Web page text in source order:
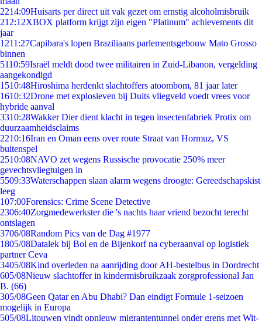
2214:09Huisarts per direct uit vak gezet om ernstig alcoholmisbruik
212:12XBOX platform krijgt zijn eigen "Platinum" achievements dit
jaar
1211:27Capibara's lopen Braziliaans parlementsgebouw Mato Grosso
binnen
5110:59Israël meldt dood twee militairen in Zuid-Libanon, vergelding
aangekondigd
1510:48Hiroshima herdenkt slachtoffers atoombom, 81 jaar later
1610:32Drone met explosieven bij Duits vliegveld voedt vrees voor
hybride aanval
3310:28Wakker Dier dient klacht in tegen insectenfabriek Protix om
duurzaamheidsclaims
2210:16Iran en Oman eens over route Straat van Hormuz, VS
buitenspel
2510:08NAVO zet wegens Russische provocatie 250% meer
gevechtsvliegtuigen in
5509:33Waterschappen slaan alarm wegens droogte: Gereedschapskist
leeg
107:00Forensics: Crime Scene Detective
2306:40Zorgmedewerkster die 's nachts haar vriend bezocht terecht
ontslagen
3706/08Random Pics van de Dag #1977
1805/08Datalek bij Bol en de Bijenkorf na cyberaanval op logistiek
partner Ceva
3405/08Kind overleden na aanrijding door AH-bestelbus in Dordrecht
605/08Nieuw slachtoffer in kindermisbruikzaak zorgprofessional Jan
B. (66)
305/08Geen Qatar en Abu Dhabi? Dan eindigt Formule 1-seizoen
mogelijk in Europa
505/08Litouwen vindt opnieuw migrantentunnel onder grens met Wit-